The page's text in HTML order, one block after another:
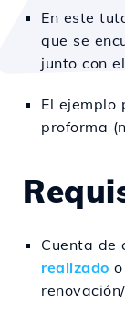
En este
que se
junto con
El ejemplo
proforma
Cuenta de
realizado